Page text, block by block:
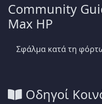
Community
Max HP
Σφάλμα κατά τη
Οδηγοί